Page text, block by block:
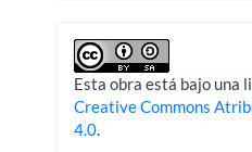
Esta obra está bajo una
Creative Commons
4.0.